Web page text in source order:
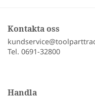
Kontakta oss
Tel. 0691-32800
Handla